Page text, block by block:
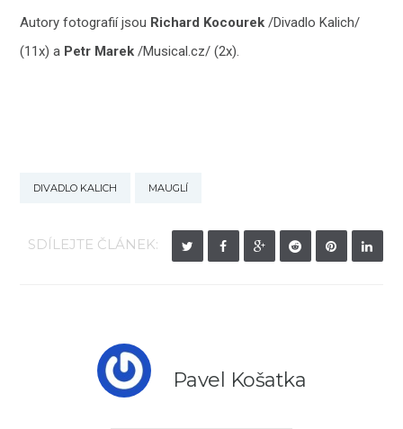
Autory fotografií jsou Richard Kocourek /Divadlo Kalich/
(11x) a Petr Marek /Musical.cz/ (2x).
DIVADLO KALICH MAUGLÍ
SDÍLEJTE ČLÁNEK:
Pavel Košatka